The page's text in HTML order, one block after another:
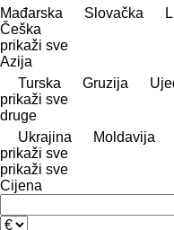
Mađarska
Slovačka
Češka
prikaži sve
Azija
Turska
Gruzija
prikaži sve
druge
Ukrajina
Moldavija
prikaži sve
prikaži sve
Cijena